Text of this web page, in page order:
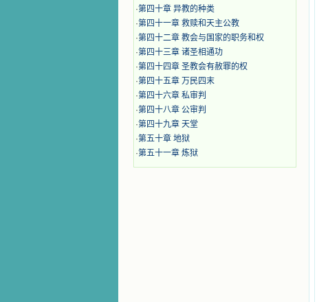
·第四十章 异教的种类
·第四十一章 救赎和天主公教
·第四十二章 教会与国家的职务和权
·第四十三章 诸圣相通功
·第四十四章 圣教会有赦罪的权
·第四十五章 万民四末
·第四十六章 私审判
·第四十八章 公审判
·第四十九章 天堂
·第五十章 地狱
·第五十一章 炼狱